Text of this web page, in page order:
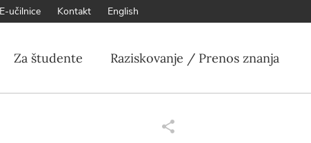
E-učilnice Kontakt English
Za študente Raziskovanje / Prenos znanja